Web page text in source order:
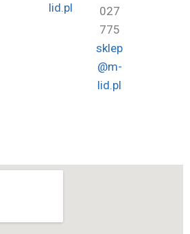
lid.pl
027
775
sklep
@m-
lid.pl